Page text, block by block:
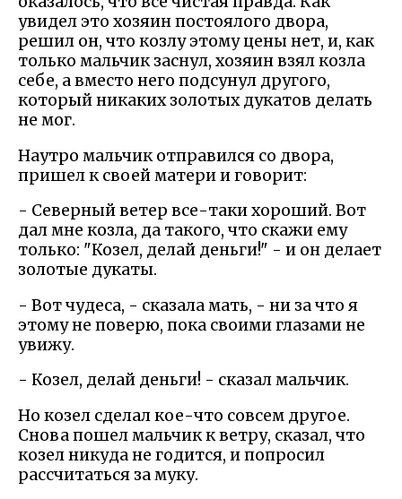
увидел это хозяин постоялого двора,
решил он, что козлу этому цены нет, и, как
только мальчик заснул, хозяин взял козла
себе, а вместо него подсунул другого,
который никаких золотых дукатов делать
не мог.
Наутро мальчик отправился со двора,
пришел к своей матери и говорит:
- Северный ветер все-таки хороший. Вот
дал мне козла, да такого, что скажи ему
только: "Козел, делай деньги!" - и он делает
золотые дукаты.
- Вот чудеса, - сказала мать, - ни за что я
этому не поверю, пока своими глазами не
увижу.
- Козел, делай деньги! - сказал мальчик.
Но козел сделал кое-что совсем другое.
Снова пошел мальчик к ветру, сказал, что
козел никуда не годится, и попросил
рассчитаться за муку.